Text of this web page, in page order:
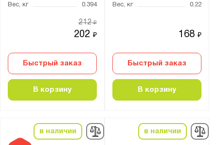
Вес, кг 0.394
202₽
212₽
Быстрый заказ
В корзину
Вес, кг 0.22
168₽
Быстрый заказ
В корзину
в наличии в наличии